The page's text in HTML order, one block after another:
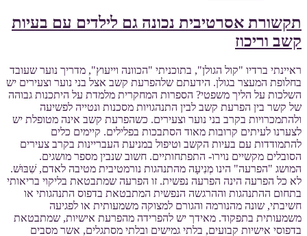
תקשורת אסרטיבית נכונה גם לילדים עם בעיות
קשב וריכוז
ראיינתי ברדיו "קול הגולן", בתוכניתי "הכוונה וייעוץ", מדריך נוער שעובד
בחלופת המעצר בגולן. הידעתם שלהפרעת קשב אצל בני נוער וצעירים יש
השלכות על הליך משפטי? הספרות המחקרית מלמדת על היתכנות גבוהה
של קשר בין הפרעת קשב לבין התנהגויות מסכנות ונטייה לפשיעה
ולהתמכרויות בקרב בני נוער וצעירים. כשהפרעת קשב אינה מטופלת יש
לצערנו לעיתים קרובות מאוד הסתבכות בפלילים. קיימים כלים
להתמודדות עם בעיות הקשב וטיפול במניעת העבריינות בקרב צעירים
הסובלים מקשיים נוירו- התפתחותיים. חשוב שנבין מספר מושגים.
המושג "הפרעה" הינו מְנִיעָה מהתנהגות נורמטיבית מטיבה לאדם, שִׁבּוּשׁ.
לא כל הפרעה הינה הפרעה נפשית. זו הפרעה שמתבטאת בליקוי בריאותי
בתחום ההתנהגות וההרגשה הנפשית המתבטאת בדפוס התנהגותי או
חשיבתי, שונה מהנורמה והגורם למצוקה משמעותית או לפגיעה
משמעותית בתפקוד. מאידך יש להפרידה מהפרעת אישיות, שמתבטאת
בדפוסי אישיות קבועים, בלתי גמישים ובלתי מסתגלים, אשר מסבים